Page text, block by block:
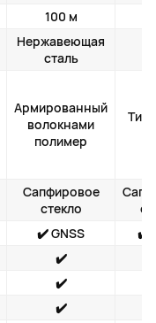
100 м
Нержавеющая
сталь
Армированный
волокнами
полимер
Сапфировое
стекло
✔️ GNSS
✔️
✔️
✔️
✔️